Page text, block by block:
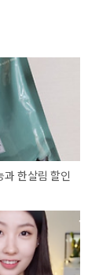
한살림 할인